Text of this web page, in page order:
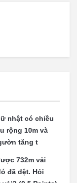
nhật có chiều
rộng 10m và
tăng t
732m vải
đã dệt. Hỏi